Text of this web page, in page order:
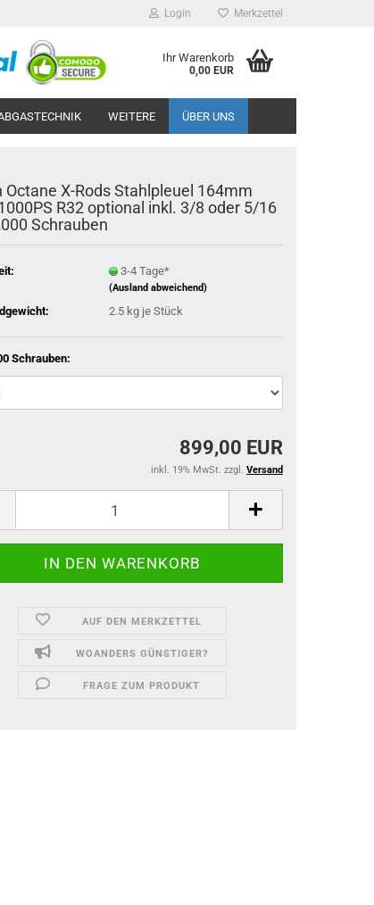
Login Merkzettel
Ihr Warenkorb
0,00 EUR
ÜBER UNS
WEITERE
Oc­ta­ne X-​Rods Stahl­pleu­el 164mm
R32 op­tio­nal inkl. 3/8 oder 5/16
Schrau­ben
3-4 Tage*
(Ausland abweichend)
2.5 kg je Stück
Schrauben:
899,00 EUR
inkl. 19% MwSt. zzgl. Versand
AUF DEN MERKZETTEL
WOANDERS GÜNSTIGER?
FRAGE ZUM PRODUKT